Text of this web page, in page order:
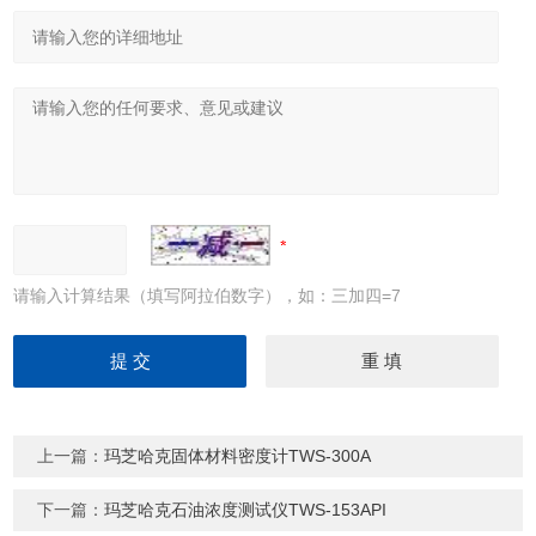
请输入计算结果（填写阿拉伯数字），如：三加四=7
上一篇：玛芝哈克固体材料密度计TWS-300A
下一篇：玛芝哈克石油浓度测试仪TWS-153API